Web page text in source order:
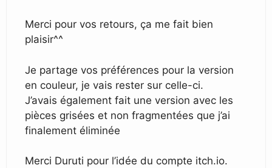
Merci pour vos retours, ça me fait bien
plaisir^^
Je partage vos préférences pour la version
en couleur, je vais rester sur celle-ci.
J’avais également fait une version avec les
pièces grisées et non fragmentées que j’ai
finalement éliminée
Merci Duruti pour l’idée du compte itch.io.